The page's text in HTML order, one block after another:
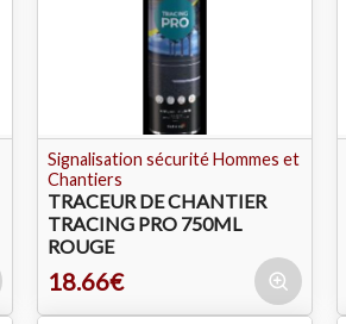
Signalisation sécurité Hommes et
Chantiers
TRACEUR DE CHANTIER
TRACING PRO 750ML
ROUGE
18.66€